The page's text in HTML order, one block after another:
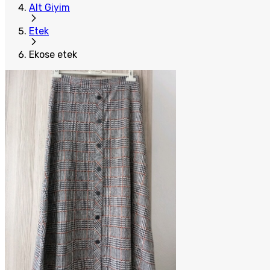
Alt Giyim
Etek
Ekose etek